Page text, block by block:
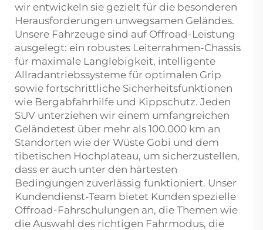
wir entwickeln sie gezielt für die besonderen
Herausforderungen unwegsamen Geländes.
Unsere Fahrzeuge sind auf Offroad-Leistung
ausgelegt: ein robustes Leiterrahmen-Chassis
für maximale Langlebigkeit, intelligente
Allradantriebssysteme für optimalen Grip
sowie fortschrittliche Sicherheitsfunktionen
wie Bergabfahrhilfe und Kippschutz. Jeden
SUV unterziehen wir einem umfangreichen
Geländetest über mehr als 100.000 km an
Standorten wie der Wüste Gobi und dem
tibetischen Hochplateau, um sicherzustellen,
dass er auch unter den härtesten
Bedingungen zuverlässig funktioniert. Unser
Kundendienst-Team bietet Kunden spezielle
Offroad-Fahrschulungen an, die Themen wie
die Auswahl des richtigen Fahrmodus, die